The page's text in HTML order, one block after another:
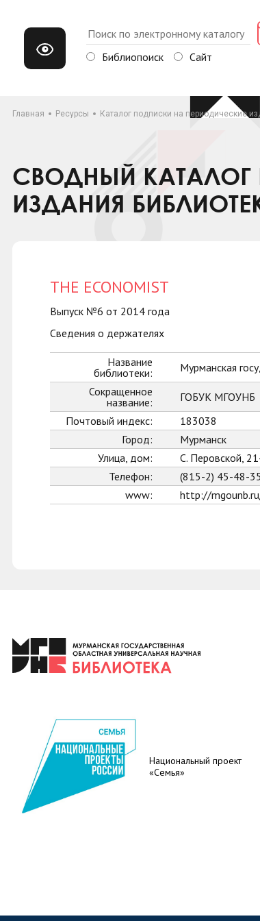
Библиопоиск Сайт
Главная Ресурсы Каталог подписки на периодические
СВОДНЫЙ КАТАЛОГ
ИЗДАНИЯ
THE ECONOMIST
Выпуск №6 от 2014 года
Сведения о держателях
Название
библиотеки:
Мурманская
Сокращенное
название:
ГОБУК МГОУНБ
Почтовый индекс:
183038
Город:
Мурманск
Улица, дом:
С. Перовской,
Телефон:
(815-2) 45-48-35
www:
http://
Национальный проект
«Семья»